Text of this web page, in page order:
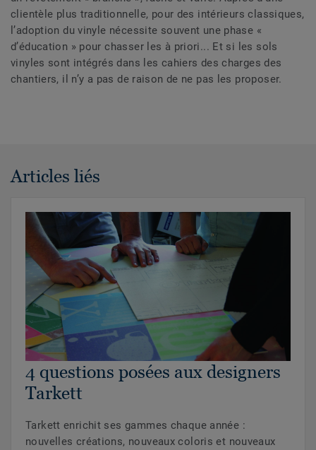
clientèle plus traditionnelle, pour des intérieurs classiques,
l’adoption du vinyle nécessite souvent une phase «
d’éducation » pour chasser les à priori... Et si les sols
vinyles sont intégrés dans les cahiers des charges des
chantiers, il n’y a pas de raison de ne pas les proposer.
Articles liés
4 questions posées aux designers
Tarkett
Tarkett enrichit ses gammes chaque année :
nouvelles créations, nouveaux coloris et nouveaux